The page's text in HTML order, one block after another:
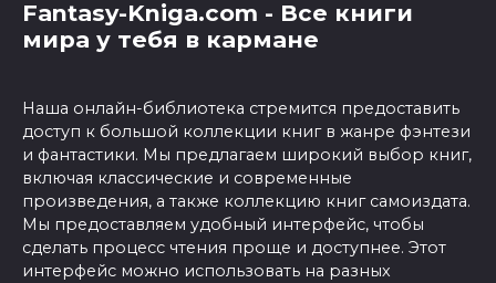
Fantasy-Kniga.com - Все книги
мира у тебя в кармане
Наша онлайн-библиотека стремится предоставить
доступ к большой коллекции книг в жанре фэнтези
и фантастики. Мы предлагаем широкий выбор книг,
включая классические и современные
произведения, а также коллекцию книг самоиздата.
Мы предоставляем удобный интерфейс, чтобы
сделать процесс чтения проще и доступнее. Этот
интерфейс можно использовать на разных